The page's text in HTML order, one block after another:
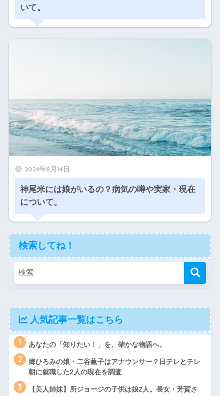
いて。
2024年8月14日
神尾米には娘がいるの？病気の噂や実家・現在
について。
検索してね！
人気記事一覧はこちら
1 あなたの「知りたい！」を、確かな物語へ。
2
郷ひろみの娘・二谷薫子はアナウンサー？日テレとテレ
朝に就職した2人の現在を調査
3
【美人姉妹】所ジョージの子供は娘2人。長女・芳賀さ